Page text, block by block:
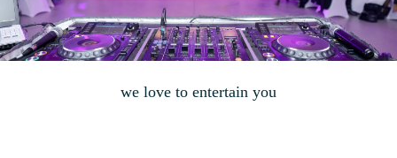
we love to entertain you